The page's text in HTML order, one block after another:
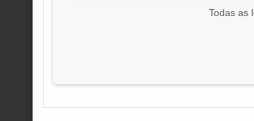
Todas as